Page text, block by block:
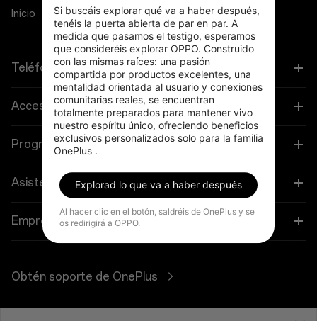
Inicio Tienda Carrito de la compra
Teléfonos
OnePlus 15
OnePlus 15R
OnePlus Nord 5
OnePlus Nord CE5
Accesorios
Tableta
Fundas y protección
Alimentación y cables
Programs
Vincular tus dispositivos OnePlus
Programa de descuentos
Programa de afiliados
Canje de OnePlus
Asistencia
Preguntas frecuentes sobre compras
Servicio de reparación
Empresa
España (Español)
Obtén soporte de OnePlus
Si buscáis explorar qué va a haber después,
tenéis la puerta abierta de par en par. A
medida que pasamos el testigo, esperamos
que consideréis explorar OPPO. Construido
con las mismas raíces: una pasión
compartida por productos excelentes, una
mentalidad orientada al usuario y conexiones
comunitarias reales, se encuentran
totalmente preparados para mantener vivo
nuestro espíritu único, ofreciendo beneficios
exclusivos personalizados solo para la familia
OnePlus .
Explorad lo que va a haber después
Al hacer clic en el botón, saldréis de OnePlus y se
os redirigirá a OPPO.